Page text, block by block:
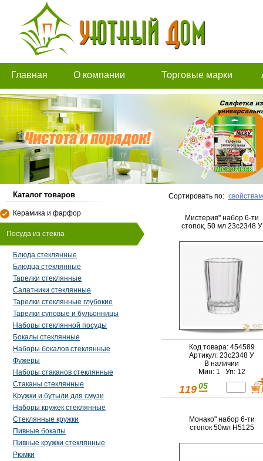
Главная О компании Торговые марки
Каталог товаров
Керамика и фарфор
Посуда из стекла
Блюда стеклянные
Блюдца стеклянные
Тарелки стеклянные
Салатники стеклянные
Тарелки стеклянные глубокие
Тарелки суповые и бульонницы
Наборы стеклянной посуды
Бокалы стеклянные
Наборы бокалов стеклянные
Фужеры
Наборы стаканов стеклянные
Стаканы стеклянные
Кружки и бутыли для смузи
Наборы кружек стеклянные
Стеклянные кружки
Пивные бокалы
Пивные кружки стеклянные
Рюмки
Сортировать по: свойствам
Мистерия" набор 6-ти
стопок, 50 мл 23с2348 У
Код товара: 454589
Артикул: 23с2348 У
В наличии
Мин: 1 Уп: 12
119 05
Монако" набор 6-ти
стопок 50мл H5125